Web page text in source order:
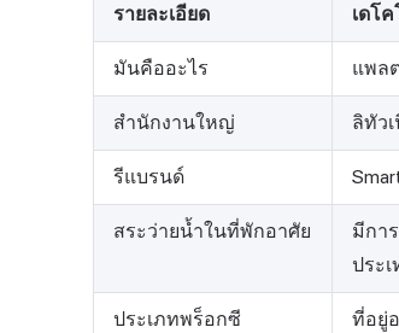
รายละเอียด เดโ
มันคืออะไร แพล
สำนักงานใหญ่ ลิทัว
รีแบรนด์
สระว่ายน้ำในที่พักอาศัย
มีกา
ประ
ประเภทพร็อกซี ที่อยู่